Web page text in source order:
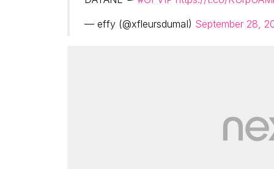
— effy (@xfleursdumaI) September 28,